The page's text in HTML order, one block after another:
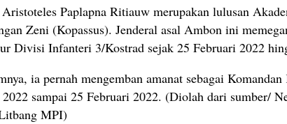
Paplapna Ritiauw merupakan lulusan
Zeni (Kopassus). Jenderal asal Ambon ini
Divisi Infanteri 3/Kostrad sejak 25 Februari 2022
ia pernah mengemban amanat sebagai
sampai 25 Februari 2022. (Diolah dari sumber/
MPI)